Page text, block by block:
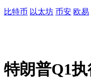
比特币 以太坊 币安 欧易
特朗普Q1